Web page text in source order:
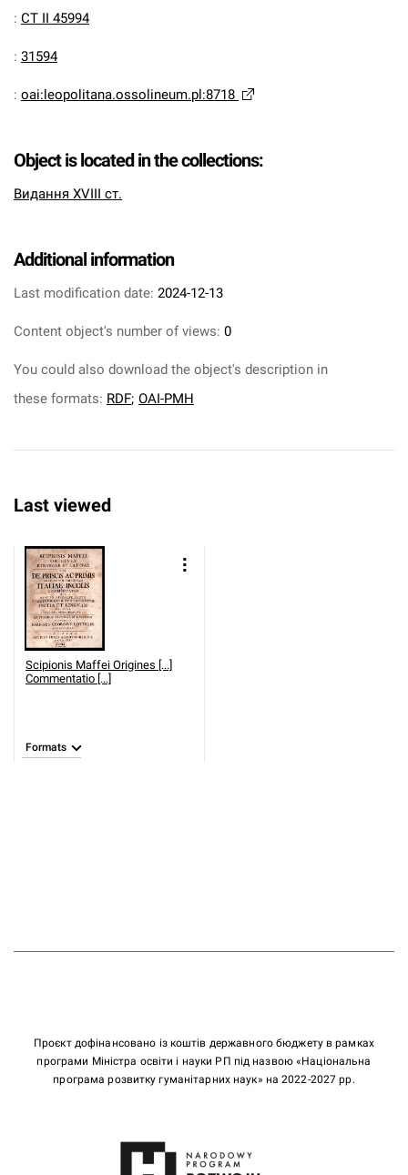
: CT II 45994
: 31594
: oai:leopolitana.ossolineum.pl:8718
Object is located in the collections:
Видання XVIII ст.
Additional information
Last modification date: 2024-12-13
Content object's number of views: 0
You could also download the object's description in
these formats: RDF; OAI-PMH
Last viewed
Scipionis Maffei Origines [...]
Commentatio [...]
Formats
Проєкт дофінансовано із коштів державного бюджету в рамках
програми Міністра освіти і науки РП під назвою «Національна
програма розвитку гуманітарних наук» на 2022-2027 рр.